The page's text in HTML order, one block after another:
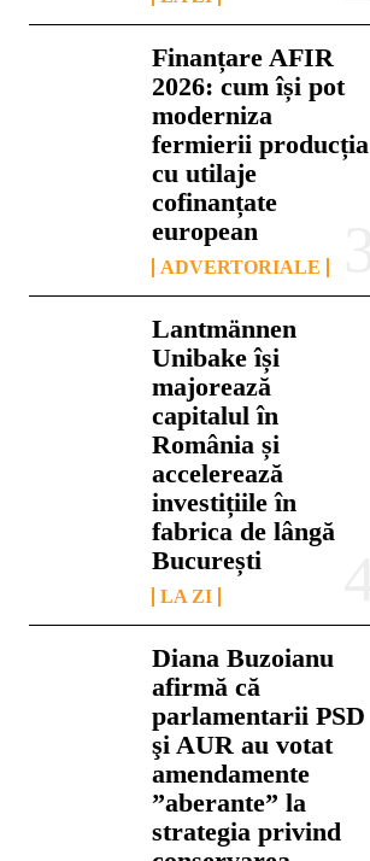
Finanțare AFIR
2026: cum își pot
moderniza
fermierii producția
cu utilaje
cofinanțate
european
ADVERTORIALE
Lantmännen
Unibake își
majorează
capitalul în
România și
accelerează
investițiile în
fabrica de lângă
București
LA ZI
Diana Buzoianu
afirmă că
parlamentarii PSD
şi AUR au votat
amendamente
”aberante” la
strategia privind